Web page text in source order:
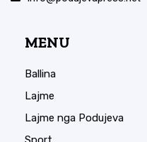
MENU
Ballina
Lajme
Lajme nga Podujeva